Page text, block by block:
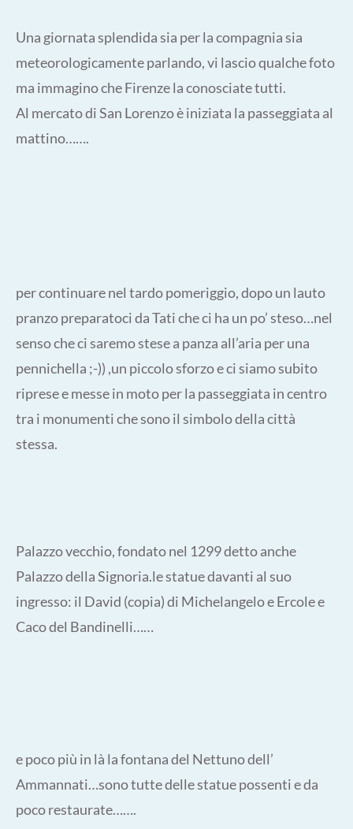
Una giornata splendida sia per la compagnia sia
meteorologicamente parlando, vi lascio qualche foto
ma immagino che Firenze la conosciate tutti.
Al mercato di San Lorenzo è iniziata la passeggiata al
mattino…….
per continuare nel tardo pomeriggio, dopo un lauto
pranzo preparatoci da Tati che ci ha un po’ steso…nel
senso che ci saremo stese a panza all’aria per una
pennichella ;-)) ,un piccolo sforzo e ci siamo subito
riprese e messe in moto per la passeggiata in centro
tra i monumenti che sono il simbolo della città
stessa.
Palazzo vecchio, fondato nel 1299 detto anche
Palazzo della Signoria.le statue davanti al suo
ingresso: il David (copia) di Michelangelo e Ercole e
Caco del Bandinelli……
e poco più in là la fontana del Nettuno dell’
Ammannati…sono tutte delle statue possenti e da
poco restaurate…….